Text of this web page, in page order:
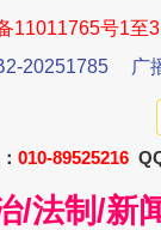
今
11011765号1至
20251785
广
010-89525216
/法制/新